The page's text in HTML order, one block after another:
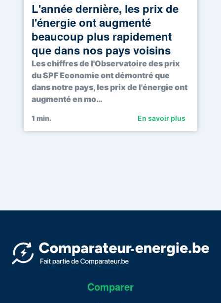
L'année dernière, les prix de
l'énergie ont augmenté
beaucoup plus rapidement
que dans nos pays voisins
Les chiffres de l'Observatoire des prix
du SPF Economie ont démontré que
dans notre pays, les prix de l'énergie ont
augmenté en mo…
1 min. En savoir plus
Comparer